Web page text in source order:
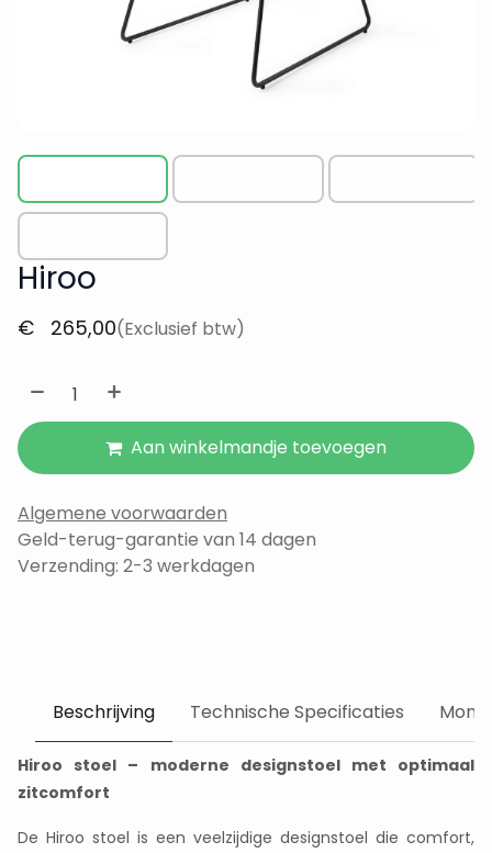
Hiroo
€ 265,00(Exclusief btw)
Aan winkelmandje toevoegen
Algemene voorwaarden
Geld-terug-garantie van 14 dagen
Verzending: 2-3 werkdagen
Beschrijving Technische Specificaties
Hiroo stoel – moderne designstoel met optimaal
zitcomfort
De Hiroo stoel is een veelzijdige designstoel die comfort,